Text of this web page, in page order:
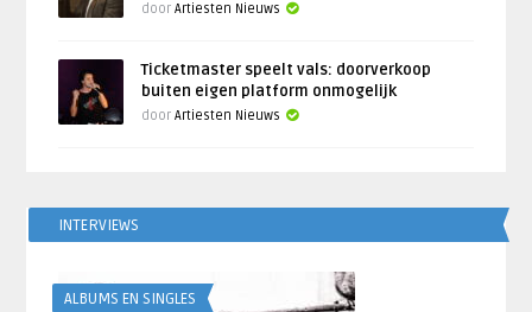
doorArtiesten Nieuws
Ticketmaster speelt vals: doorverkoop
buiten eigen platform onmogelijk
doorArtiesten Nieuws
INTERVIEWS
ALBUMS EN SINGLES